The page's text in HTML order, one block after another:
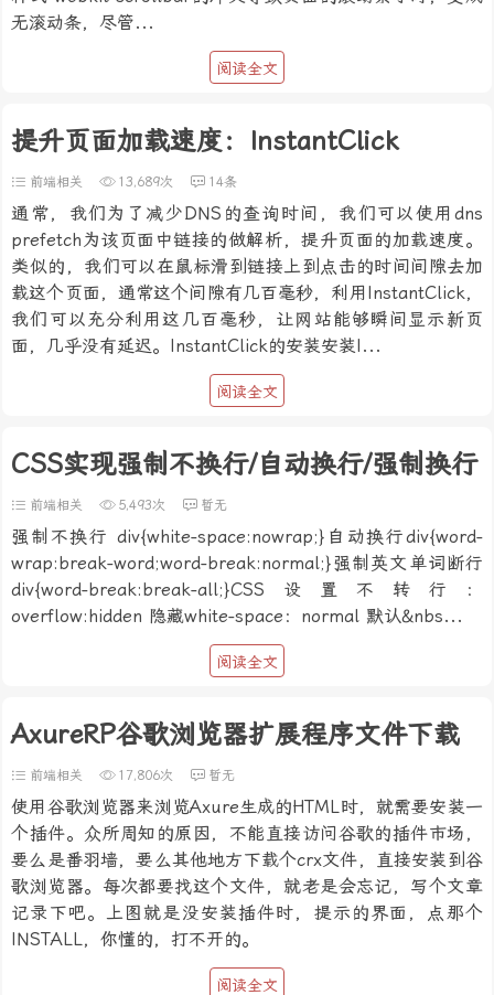
无滚动条，尽管...
阅读全文
提升页面加载速度：InstantClick
前端相关 13,689次 14条
通常，我们为了减少DNS的查询时间，我们可以使用dns
prefetch为该页面中链接的做解析，提升页面的加载速度。
类似的，我们可以在鼠标滑到链接上到点击的时间间隙去加
载这个页面，通常这个间隙有几百毫秒，利用InstantClick，
我们可以充分利用这几百毫秒，让网站能够瞬间显示新页
面，几乎没有延迟。InstantClick的安装安装I...
阅读全文
CSS实现强制不换行/自动换行/强制换行
前端相关 5,493次 暂无
强制不换行 div{white-space:nowrap;}自动换行div{word-
wrap:break-word;word-break:normal;}强制英文单词断行
div{word-break:break-all;}CSS设置不转行：
overflow:hidden 隐藏white-space：normal 默认&nbs...
阅读全文
AxureRP谷歌浏览器扩展程序文件下载
前端相关 17,806次 暂无
使用谷歌浏览器来浏览Axure生成的HTML时，就需要安装一
个插件。众所周知的原因，不能直接访问谷歌的插件市场，
要么是番羽墙，要么其他地方下载个crx文件，直接安装到谷
歌浏览器。每次都要找这个文件，就老是会忘记，写个文章
记录下吧。上图就是没安装插件时，提示的界面，点那个
INSTALL，你懂的，打不开的。
阅读全文